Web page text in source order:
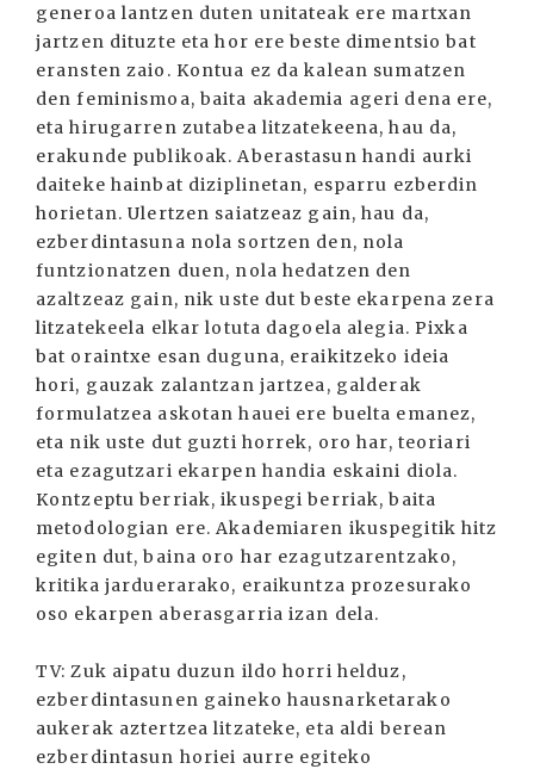
generoa lantzen duten unitateak ere martxan
jartzen dituzte eta hor ere beste dimentsio bat
eransten zaio. Kontua ez da kalean sumatzen
den feminismoa, baita akademia ageri dena ere,
eta hirugarren zutabea litzatekeena, hau da,
erakunde publikoak. Aberastasun handi aurki
daiteke hainbat diziplinetan, esparru ezberdin
horietan. Ulertzen saiatzeaz gain, hau da,
ezberdintasuna nola sortzen den, nola
funtzionatzen duen, nola hedatzen den
azaltzeaz gain, nik uste dut beste ekarpena zera
litzatekeela elkar lotuta dagoela alegia. Pixka
bat oraintxe esan duguna, eraikitzeko ideia
hori, gauzak zalantzan jartzea, galderak
formulatzea askotan hauei ere buelta emanez,
eta nik uste dut guzti horrek, oro har, teoriari
eta ezagutzari ekarpen handia eskaini diola.
Kontzeptu berriak, ikuspegi berriak, baita
metodologian ere. Akademiaren ikuspegitik hitz
egiten dut, baina oro har ezagutzarentzako,
kritika jarduerarako, eraikuntza prozesurako
oso ekarpen aberasgarria izan dela.
TV: Zuk aipatu duzun ildo horri helduz,
ezberdintasunen gaineko hausnarketarako
aukerak aztertzea litzateke, eta aldi berean
ezberdintasun horiei aurre egiteko